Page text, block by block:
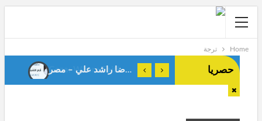
Home ترجة
حصريا Gaza: Where Faith Shapes True Men.Anes Stiti-Algeria-